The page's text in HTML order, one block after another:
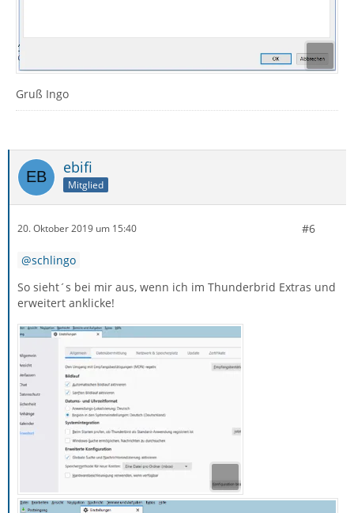
Gruß Ingo
ebifi
Mitglied
20. Oktober 2019 um 15:40 #6
schlingo
So sieht´s bei mir aus, wenn ich im Thunderbrid Extras und
erweitert anklicke!